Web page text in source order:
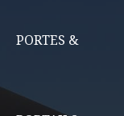
PORTES &